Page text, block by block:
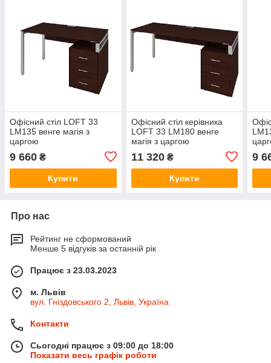
Офісний стіл LOFT 33
LM135 венге магія з
царгою
9 660 ₴
Купити
Офісний стіл керівника
LOFT 33 LM180 венге
магія з царгою
11 320₴
Купити
9
Про нас
Рейтинг не сформований
Менше 5 відгуків за останній рік
Працює з 23.03.2023
м. Львів
вул. Гніздовського 2, Львів, Україна
Контакти
Сьогодні працює з 09:00 до 18:00
Показати весь графік роботи